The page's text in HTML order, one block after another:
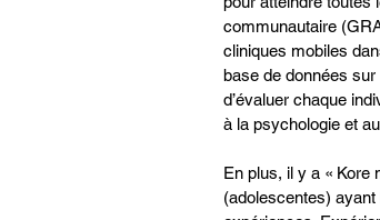
communautaire
cliniques mobiles
base de données
d’évaluer chaque
à la psychologie et
En plus, il y a «
(adolescentes)